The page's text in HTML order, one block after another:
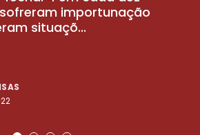
importunação
situaçõ...